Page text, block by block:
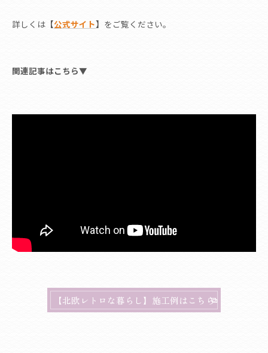
詳しくは 【公式サイト】 をご覧ください。
関連記事はこちら▼
【北欧レトロな暮らし】施工例はこちら